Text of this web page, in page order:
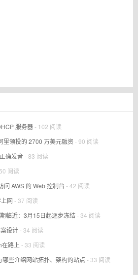
服务器- 102 阅读
里领投的 2700 万美元融资 - 90 阅读
确发音- 83 阅读
阅读
问 AWS 的 Web 控制台 - 42 阅读
网 - 37 阅读
临近：3月15日起逐步冻结- 34 阅读
设计- 34 阅读
路上 - 33 阅读
些介绍网站拓扑、架构的站点 - 33 阅读